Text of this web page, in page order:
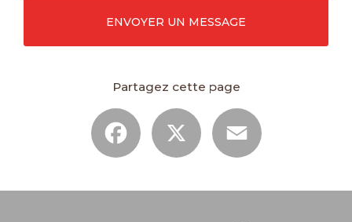
ENVOYER UN MESSAGE
Partagez cette page
Facebook